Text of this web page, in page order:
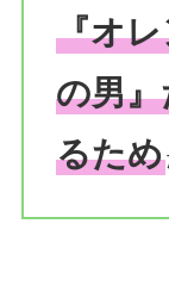
『オ
の男
るため